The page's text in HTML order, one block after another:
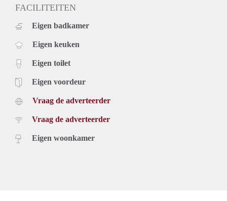
FACILITEITEN
Eigen badkamer
Eigen keuken
Eigen toilet
Eigen voordeur
Vraag de adverteerder
Vraag de adverteerder
Eigen woonkamer